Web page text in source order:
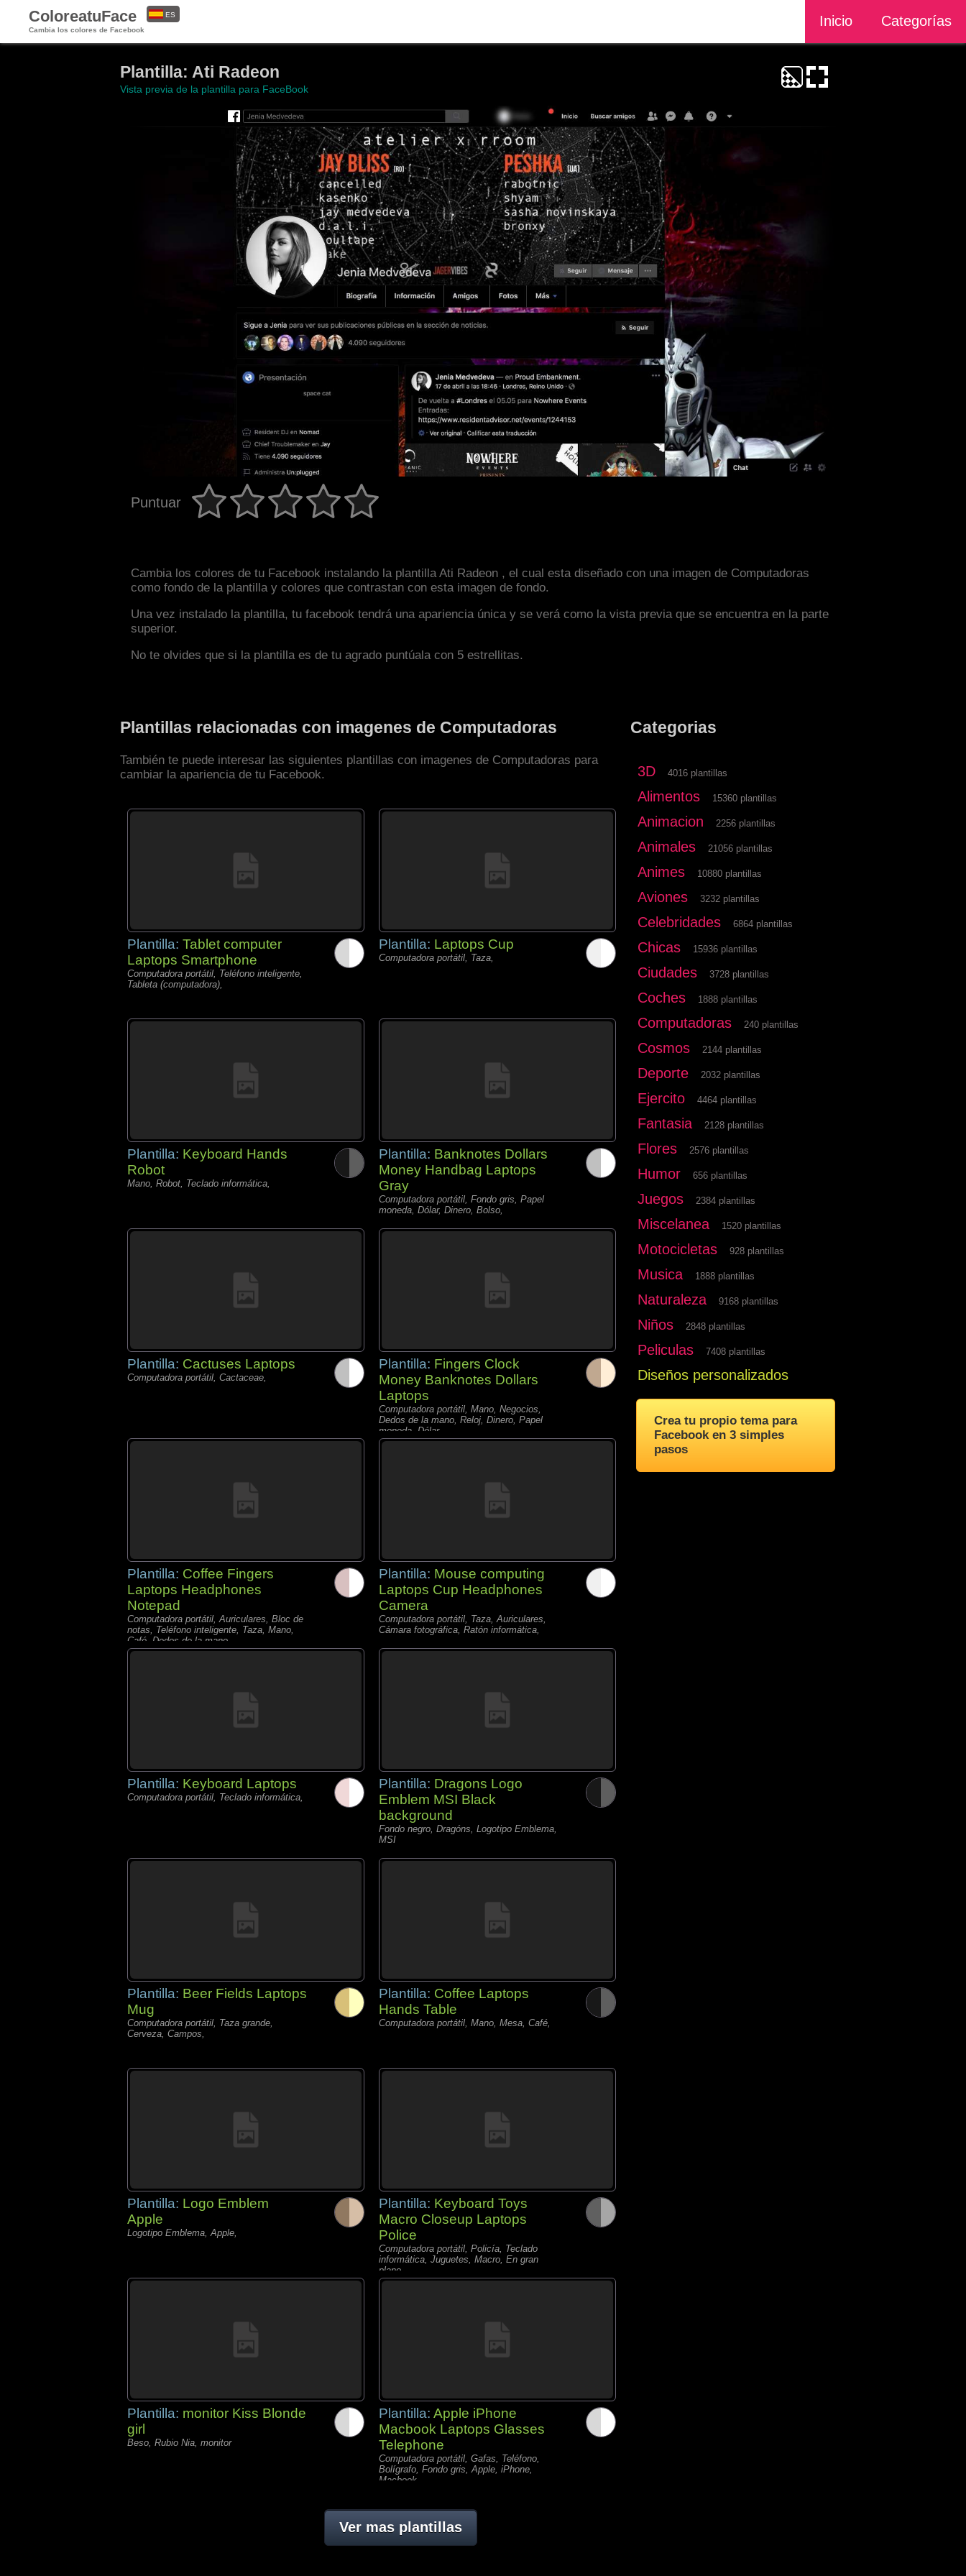
ColoreatuFace
Cambia los colores de Facebook
Inicio Categorías
ES
Plantilla: Ati Radeon
Vista previa de la plantilla para FaceBook
Puntuar
Cambia los colores de tu Facebook instalando la plantilla Ati Radeon , el cual esta diseñado con una imagen de Computadoras
como fondo de la plantilla y colores que contrastan con esta imagen de fondo.
Una vez instalado la plantilla, tu facebook tendrá una apariencia única y se verá como la vista previa que se encuentra en la parte
superior.
No te olvides que si la plantilla es de tu agrado puntúala con 5 estrellitas.
Plantillas relacionadas con imagenes de Computadoras
También te puede interesar las siguientes plantillas con imagenes de Computadoras para
cambiar la apariencia de tu Facebook.
Plantilla: Tablet computer
Laptops Smartphone
Computadora portátil, Teléfono inteligente,
Tableta (computadora),
Plantilla: Laptops Cup
Computadora portátil, Taza,
Plantilla: Keyboard Hands
Robot
Mano, Robot, Teclado informática,
Plantilla: Banknotes Dollars
Money Handbag Laptops
Gray
Computadora portátil, Fondo gris, Papel
moneda, Dólar, Dinero, Bolso,
Plantilla: Cactuses Laptops
Computadora portátil, Cactaceae,
Plantilla: Fingers Clock
Money Banknotes Dollars
Laptops
Computadora portátil, Mano, Negocios,
Dedos de la mano, Reloj, Dinero, Papel
moneda, Dólar,
Plantilla: Coffee Fingers
Laptops Headphones
Notepad
Computadora portátil, Auriculares, Bloc de
notas, Teléfono inteligente, Taza, Mano,
Café, Dedos de la mano,
Plantilla: Mouse computing
Laptops Cup Headphones
Camera
Computadora portátil, Taza, Auriculares,
Cámara fotográfica, Ratón informática,
Plantilla: Keyboard Laptops
Computadora portátil, Teclado informática,
Plantilla: Dragons Logo
Emblem MSI Black
background
Fondo negro, Dragóns, Logotipo Emblema,
MSI
Plantilla: Beer Fields Laptops
Mug
Computadora portátil, Taza grande,
Cerveza, Campos,
Plantilla: Coffee Laptops
Hands Table
Computadora portátil, Mano, Mesa, Café,
Plantilla: Logo Emblem
Apple
Logotipo Emblema, Apple,
Plantilla: Keyboard Toys
Macro Closeup Laptops
Police
Computadora portátil, Policía, Teclado
informática, Juguetes, Macro, En gran
plano,
Plantilla: monitor Kiss Blonde
girl
Beso, Rubio Nia, monitor
Plantilla: Apple iPhone
Macbook Laptops Glasses
Telephone
Computadora portátil, Gafas, Teléfono,
Bolígrafo, Fondo gris, Apple, iPhone,
Macbook
Ver mas plantillas
Categorias
3D 4016 plantillas
Alimentos 15360 plantillas
Animacion 2256 plantillas
Animales 21056 plantillas
Animes 10880 plantillas
Aviones 3232 plantillas
Celebridades 6864 plantillas
Chicas 15936 plantillas
Ciudades 3728 plantillas
Coches 1888 plantillas
Computadoras 240 plantillas
Cosmos 2144 plantillas
Deporte 2032 plantillas
Ejercito 4464 plantillas
Fantasia 2128 plantillas
Flores 2576 plantillas
Humor 656 plantillas
Juegos 2384 plantillas
Miscelanea 1520 plantillas
Motocicletas 928 plantillas
Musica 1888 plantillas
Naturaleza 9168 plantillas
Niños 2848 plantillas
Peliculas 7408 plantillas
Diseños personalizados
Crea tu propio tema para
Facebook en 3 simples
pasos